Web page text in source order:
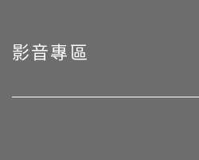
影音專區